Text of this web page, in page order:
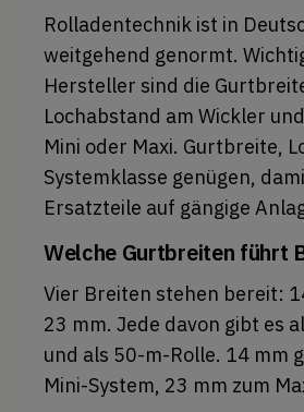
Rolladentechnik ist in
weitgehend genormt.
Hersteller sind die
Lochabstand am Wickler
Mini oder Maxi. Gurtbreite,
Systemklasse genügen,
Ersatzteile auf gängige
Welche Gurtbreiten führt
Vier Breiten stehen bereit:
23 mm. Jede davon gibt es
und als 50-m-Rolle. 14 mm
Mini-System, 23 mm zum